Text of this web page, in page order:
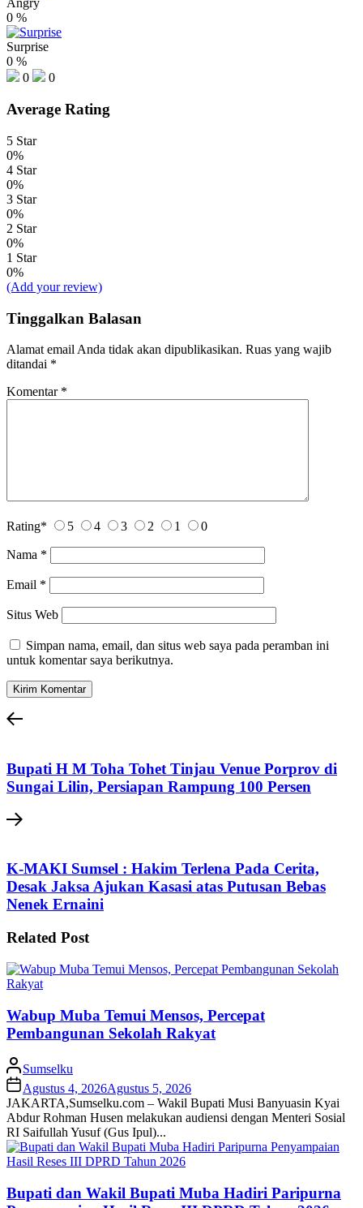
Angry
0 %
Surprise
0 %
0
0
Average Rating
5 Star
0%
4 Star
0%
3 Star
0%
2 Star
0%
1 Star
0%
(Add your review)
Tinggalkan Balasan
Alamat email Anda tidak akan dipublikasikan. Ruas yang wajib
ditandai *
Komentar *
Rating* 5 4 3 2 1 0
Nama *
Email *
Situs Web
Simpan nama, email, dan situs web saya pada peramban ini
untuk komentar saya berikutnya.
Bupati H M Toha Tohet Tinjau Venue Porprov di
Sungai Lilin, Persiapan Rampung 100 Persen
K-MAKI Sumsel : Hakim Terlena Pada Cerita,
Desak Jaksa Ajukan Kasasi atas Putusan Bebas
Nenek Ernaini
Related Post
Wabup Muba Temui Mensos, Percepat
Pembangunan Sekolah Rakyat
Sumselku
Agustus 4, 2026Agustus 5, 2026
JAKARTA,Sumselku.com – Wakil Bupati Musi Banyuasin Kyai
Abdur Rohman Husen melakukan audiensi dengan Menteri Sosial
RI Saifullah Yusuf (Gus Ipul)...
Bupati dan Wakil Bupati Muba Hadiri Paripurna